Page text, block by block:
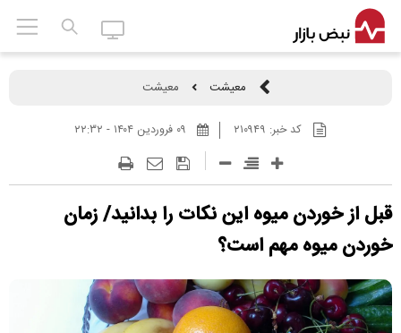
معیشت معیشت
کد خبر: ۲۱۰۹۴۹
قبل از خوردن میوه این نکات را بدانید/ زمان
خوردن میوه مهم است؟